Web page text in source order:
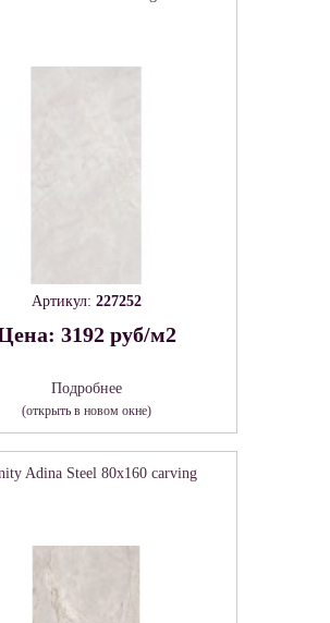
Артикул: 227252
3192 руб/м2
Подробнее
(открыть в новом окне)
Adina Steel 80х160 carving